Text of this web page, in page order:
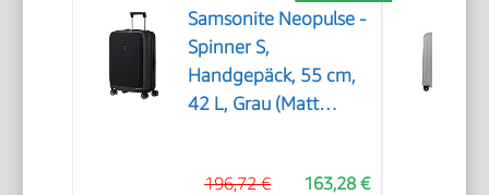
Samsonite Neopulse -
Spinner S,
Handgepäck, 55 cm,
42 L, Grau (Matt
163,28 €
196,72 €